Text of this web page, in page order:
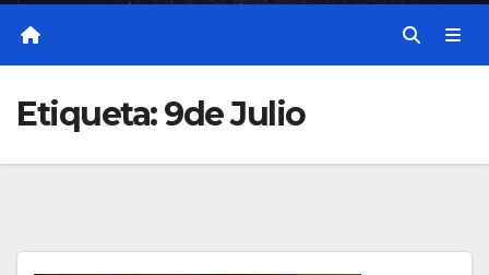
Etiqueta:9de Julio